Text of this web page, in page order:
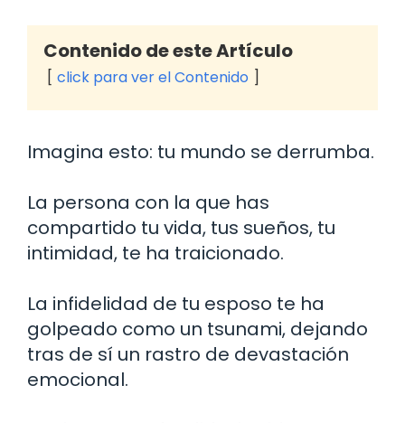
Contenido de este Artículo
click para ver el Contenido
Imagina esto: tu mundo se derrumba.
La persona con la que has
compartido tu vida, tus sueños, tu
intimidad, te ha traicionado.
La infidelidad de tu esposo te ha
golpeado como un tsunami, dejando
tras de sí un rastro de devastación
emocional.